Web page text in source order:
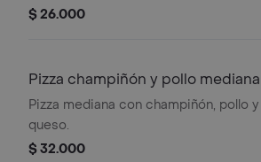
$ 26.000
Pizza champiñón y pollo mediana
Pizza mediana con champiñón, pollo y
queso.
$ 32.000